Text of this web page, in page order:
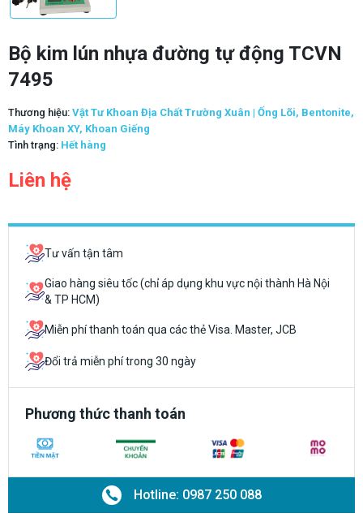
Bộ kim lún nhựa đường tự động TCVN
7495
Thương hiệu: Vật Tư Khoan Địa Chất Trường Xuân | Ống Lõi, Bentonite,
Máy Khoan XY, Khoan Giếng
Tình trạng: Hết hàng
Liên hệ
Tư vấn tận tâm
Giao hàng siêu tốc (chỉ áp dụng khu vực nội thành Hà Nội
& TP HCM)
Miễn phí thanh toán qua các thẻ Visa. Master, JCB
Đổi trả miễn phí trong 30 ngày
Phương thức thanh toán
Hotline: 0987 250 088